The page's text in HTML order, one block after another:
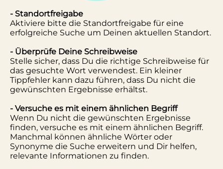
- Standortfreigabe
Aktiviere bitte die Standortfreigabe für eine
erfolgreiche Suche um Deinen aktuellen Standort.
- Überprüfe Deine Schreibweise
Stelle sicher, dass Du die richtige Schreibweise für
das gesuchte Wort verwendest. Ein kleiner
Tippfehler kann dazu führen, dass Du nicht die
gewünschten Ergebnisse erhältst.
- Versuche es mit einem ähnlichen Begriff
Wenn Du nicht die gewünschten Ergebnisse
finden, versuche es mit einem ähnlichen Begriff.
Manchmal können ähnliche Wörter oder
Synonyme die Suche erweitern und Dir helfen,
relevante Informationen zu finden.